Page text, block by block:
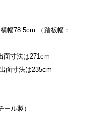
幅78.5cm （踏板幅：
面寸法は271cm
面寸法は235cm
ル製）